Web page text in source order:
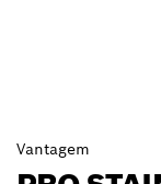
Vantagem